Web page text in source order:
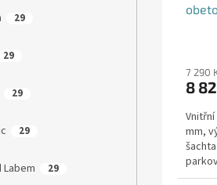
29
29
29
29
Labem 29
7 290
8
mm,
DN32